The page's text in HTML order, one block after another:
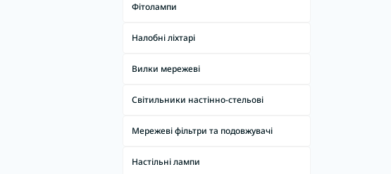
Світлодіодні лампи (LED) цоколь E27
Світлодіодні лампи (LED) цоколь G4
Світлодіодні лампи (LED) цоколь GU10
Світлодіодні лампи (LED) цоколь
Світлодіодні лампи (LED) цоколь GX53
Фітолампи
Налобні ліхтарі
Вилки мережеві
Світильники настінно-стельові
Мережеві фільтри та подовжувачі
Настільні лампи